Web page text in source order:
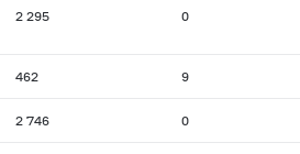
2 295 0
462 9
2 746 0